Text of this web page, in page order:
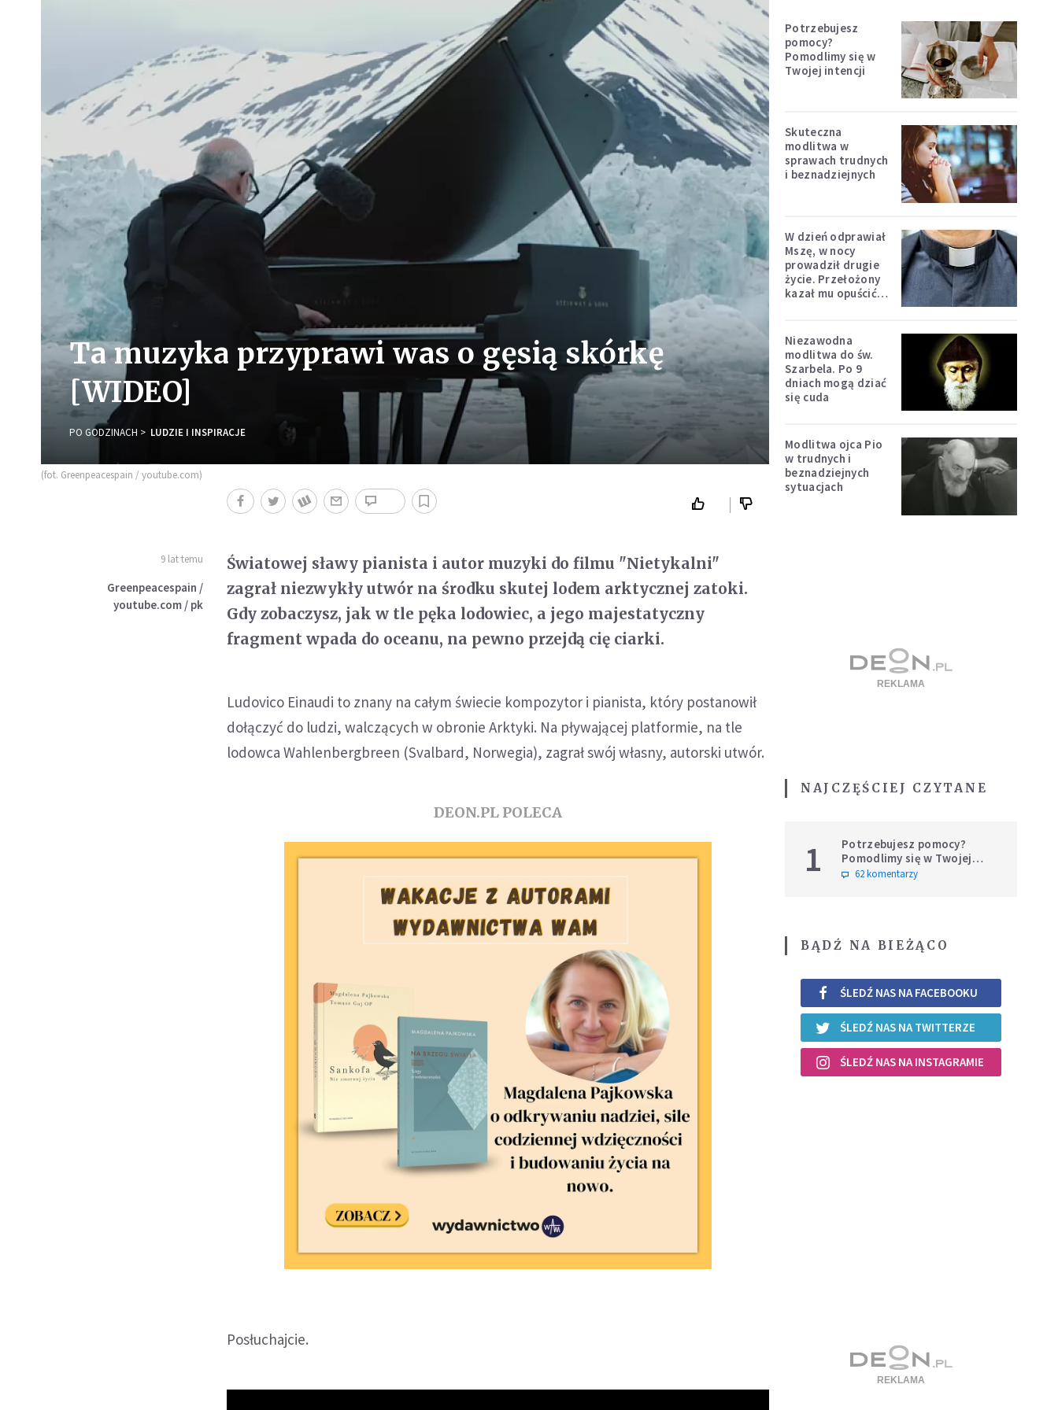
Ta muzyka przyprawi was o gęsią skórkę
[WIDEO]
PO GODZINACH LUDZIE I INSPIRACJE
(fot. Greenpeacespain / youtube.com)
9 lat temu
Greenpeacespain /
youtube.com / pk
Światowej sławy pianista i autor muzyki do filmu "Nietykalni"
zagrał niezwykły utwór na środku skutej lodem arktycznej zatoki.
Gdy zobaczysz, jak w tle pęka lodowiec, a jego majestatyczny
fragment wpada do oceanu, na pewno przejdą cię ciarki.
Ludovico Einaudi to znany na całym świecie kompozytor i pianista, który postanowił
dołączyć do ludzi, walczących w obronie Arktyki. Na pływającej platformie, na tle
lodowca Wahlenbergbreen (Svalbard, Norwegia), zagrał swój własny, autorski utwór.
DEON.PL POLECA
Posłuchajcie.
Potrzebujesz
pomocy?
Pomodlimy się w
Twojej intencji
Skuteczna
modlitwa w
sprawach trudnych
i beznadziejnych
W dzień odprawiał
Mszę, w nocy
prowadził drugie
życie. Przełożony
kazał mu opuścić
Niezawodna
modlitwa do św.
Szarbela. Po 9
dniach mogą dziać
się cuda
Modlitwa ojca Pio
w trudnych i
beznadziejnych
sytuacjach
NAJCZĘŚCIEJ CZYTANE
1
Potrzebujesz pomocy?
Pomodlimy się w Twojej
intencji
62 komentarzy
BĄDŹ NA BIEŻĄCO
ŚLEDŹ NAS NA FACEBOOKU
ŚLEDŹ NAS NA TWITTERZE
ŚLEDŹ NAS NA INSTAGRAMIE